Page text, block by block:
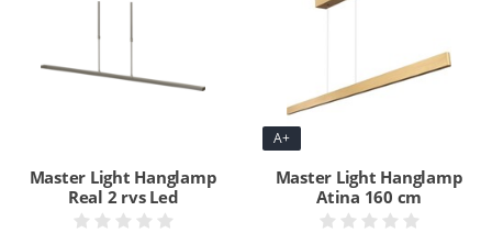
Master Light Hanglamp
Real 2 rvs Led
A+
Master Light Hanglamp
Atina 160 cm